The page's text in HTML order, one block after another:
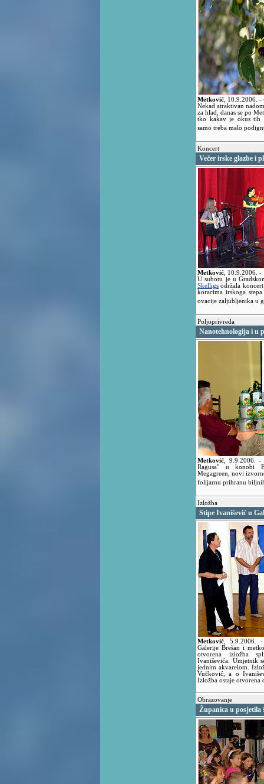
Metković 10.9.2006. -
Nekad atraktivan
za hlad, danas se po
tko kakav je okus tih
samo treba malo
Koncert
Večer irske glazbe i
Metković 10.9.2006. -
U subotu je u
Skelligs održala
koracima irskoga
ovacije zaljubljenika u
Poljoprivreda
Nanotehnologija i u
Metković 9.9.2006.-
Ragusa" u konobi
Megagreen, novi
folijarnu prihranu
Izložba
Stipe Ivanišević u
Metković 5.9.2006. -
Galerije Brešan i
otvorena izložba
Ivaniševića. Umjetnik
jednim akvarelom.
Vučković, a o
Izložba ostaje otvorena
Obrazovanje
Županica u posjetila